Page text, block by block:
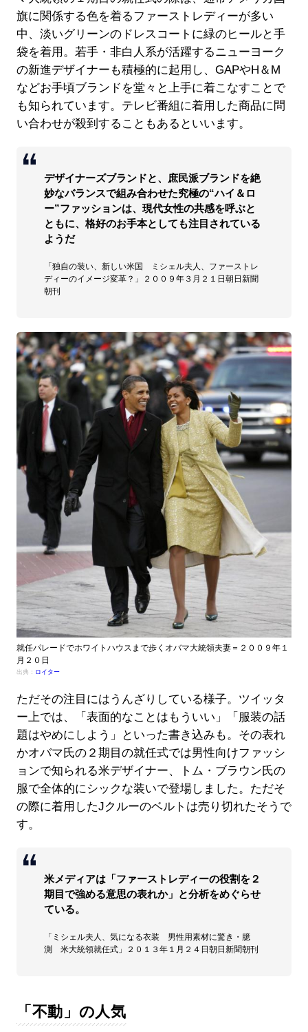
旗に関係する色を着るファーストレディーが多い
中、淡いグリーンのドレスコートに緑のヒールと手
袋を着用。若手・非白人系が活躍するニューヨーク
の新進デザイナーも積極的に起用し、GAPやH＆M
などお手頃ブランドを堂々と上手に着こなすことで
も知られています。テレビ番組に着用した商品に問
い合わせが殺到することもあるといいます。
デザイナーズブランドと、庶民派ブランドを絶
妙なバランスで組み合わせた究極の“ハイ＆ロ
ー”ファッションは、現代女性の共感を呼ぶと
ともに、格好のお手本としても注目されている
ようだ
「独自の装い、新しい米国 ミシェル夫人、ファーストレ
ディーのイメージ変革？」２００９年３月２１日朝日新聞
朝刊
就任パレードでホワイトハウスまで歩くオバマ大統領夫妻＝２００９年１
月２０日
出典： ロイター
ただその注目にはうんざりしている様子。ツイッタ
ー上では、「表面的なことはもういい」「服装の話
題はやめにしよう」といった書き込みも。その表れ
かオバマ氏の２期目の就任式では男性向けファッシ
ョンで知られる米デザイナー、トム・ブラウン氏の
服で全体的にシックな装いで登場しました。ただそ
の際に着用したJクルーのベルトは売り切れたそうで
す。
米メディアは「ファーストレディーの役割を２
期目で強める意思の表れか」と分析をめぐらせ
ている。
「ミシェル夫人、気になる衣装 男性用素材に驚き・臆
測 米大統領就任式」２０１３年１月２４日朝日新聞朝刊
「不動」の人気